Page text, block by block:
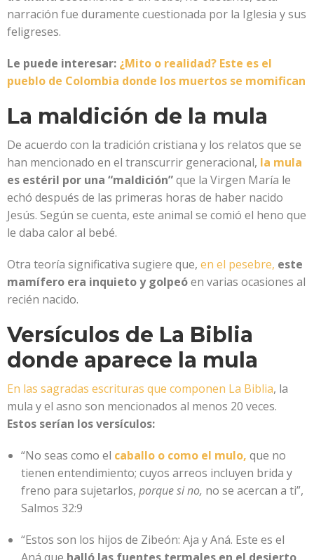
narración fue duramente cuestionada por la Iglesia y sus
feligreses.
Le puede interesar: ¿Mito o realidad? Este es el
pueblo de Colombia donde los muertos se momifican
La maldición de la mula
De acuerdo con la tradición cristiana y los relatos que se
han mencionado en el transcurrir generacional, la mula
es estéril por una “maldición”que la Virgen María le
echó después de las primeras horas de haber nacido
Jesús. Según se cuenta, este animal se comió el heno que
le daba calor al bebé.
Otra teoría significativa sugiere que, en el pesebre, este
mamífero era inquieto y golpeóen varias ocasiones al
recién nacido.
Versículos de La Biblia
donde aparece la mula
En las sagradas escrituras que componen La Biblia, la
mula y el asno son mencionados al menos 20 veces.
Estos serían los versículos:
“No seas como el caballo o como el mulo, que no
tienen entendimiento; cuyos arreos incluyen brida y
freno para sujetarlos, porque si no, no se acercan a ti”,
Salmos 32:9
“Estos son los hijos de Zibeón: Aja y Aná. Este es el